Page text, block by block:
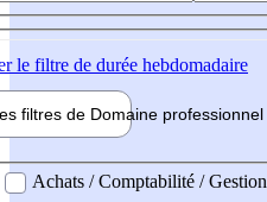
le filtre de durée hebdomadaire
filtres de Domaine professionnel
professionel
Achats / Comptabilité / Gestion